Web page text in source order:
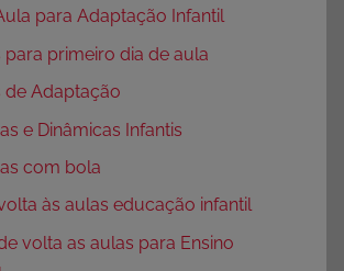
para Adaptação Infantil
para primeiro dia de aula
de Adaptação
e Dinâmicas Infantis
com bola
às aulas educação infantil
volta as aulas para Ensino